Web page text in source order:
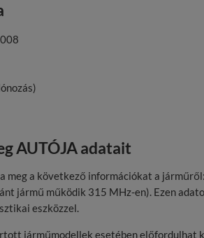
AUTÓJA adatait
meg a következő információkat a járműről:
jármű működik 315 MHz-en). Ezen
eszközzel.
járműmodellek esetében